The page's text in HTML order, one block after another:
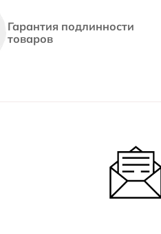
Гарантия подлинности
товаров